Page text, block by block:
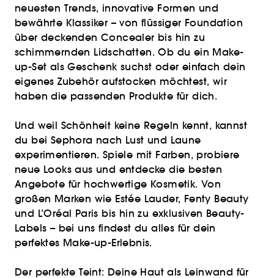
neuesten Trends, innovative Formen und
bewährte Klassiker – von flüssiger Foundation
über deckenden Concealer bis hin zu
schimmernden Lidschatten. Ob du ein Make-
up-Set als Geschenk suchst oder einfach dein
eigenes Zubehör aufstocken möchtest, wir
haben die passenden Produkte für dich.
Und weil Schönheit keine Regeln kennt, kannst
du bei Sephora nach Lust und Laune
experimentieren. Spiele mit Farben, probiere
neue Looks aus und entdecke die besten
Angebote für hochwertige Kosmetik. Von
großen Marken wie Estée Lauder, Fenty Beauty
und L’Oréal Paris bis hin zu exklusiven Beauty-
Labels – bei uns findest du alles für dein
perfektes Make-up-Erlebnis.
Der perfekte Teint: Deine Haut als Leinwand für